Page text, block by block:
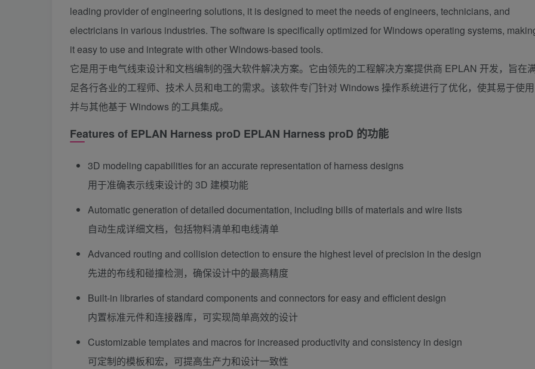
leading provider of engineering solutions, it is designed to meet the needs of engineers, technicians, and
electricians in various industries. The software is specifically optimized for Windows operating systems,
it easy to use and integrate with other Windows-based tools.
它是用于电气线束设计和文档编制的强大软件解决方案。它由领先的工程解决方案提供商 EPLAN 开发，旨在
足各行各业的工程师、技术人员和电工的需求。该软件专门针对 Windows 操作系统进行了优化，使其易于使用
并与其他基于 Windows 的工具集成。
Features of EPLAN Harness proD EPLAN Harness proD 的功能
3D modeling capabilities for an accurate representation of harness designs
用于准确表示线束设计的 3D 建模功能
Automatic generation of detailed documentation, including bills of materials and wire lists
自动生成详细文档，包括物料清单和电线清单
Advanced routing and collision detection to ensure the highest level of precision in the design
先进的布线和碰撞检测，确保设计中的最高精度
Built-in libraries of standard components and connectors for easy and efficient design
内置标准元件和连接器库，可实现简单高效的设计
Customizable templates and macros for increased productivity and consistency in design
可定制的模板和宏，可提高生产力和设计一致性